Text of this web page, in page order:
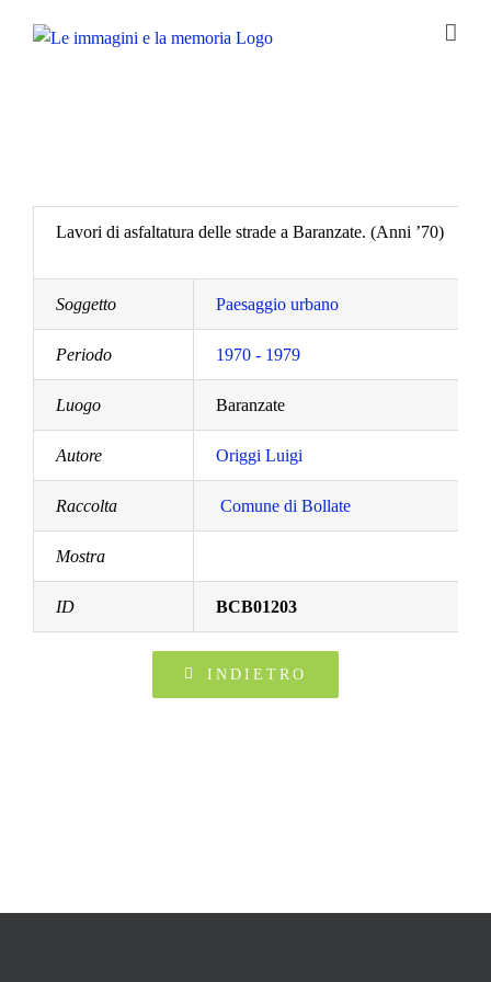
Lavori di asfaltatura delle strade a Baranzate. (Anni ’70)
Soggetto Paesaggio urbano
Periodo 1970 - 1979
Luogo Baranzate
Autore Origgi Luigi
Raccolta Comune di Bollate
Mostra
ID BCB01203
INDIETRO